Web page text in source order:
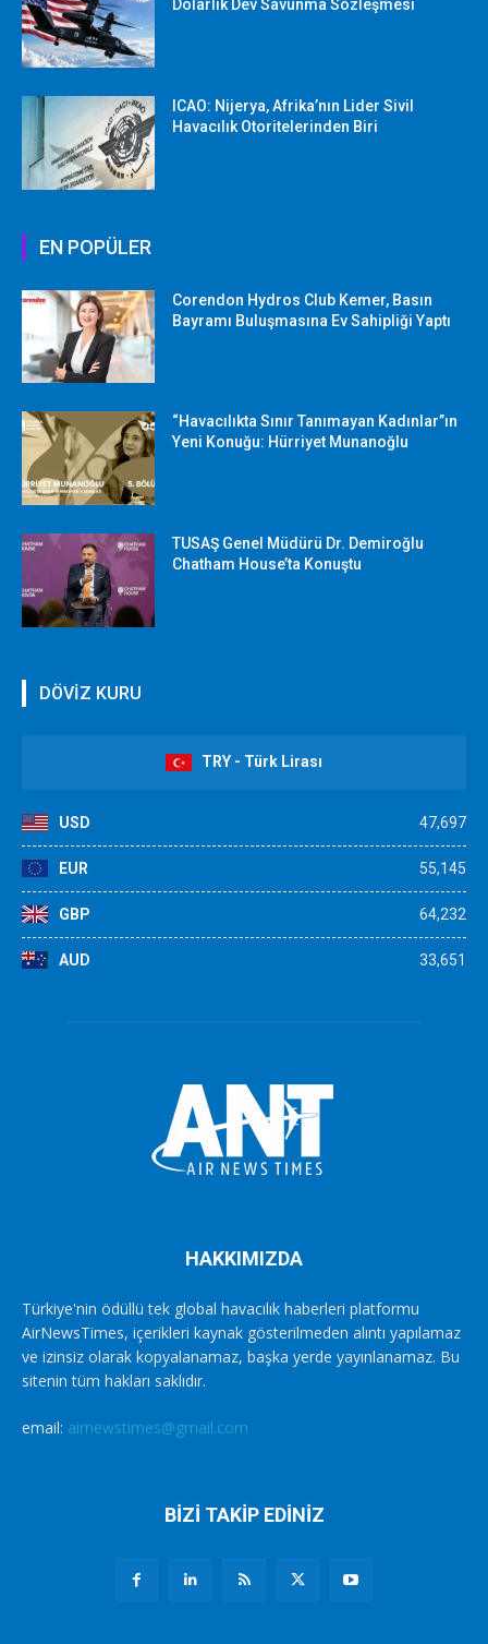
Dolarlık Dev Savunma Sözleşmesi
ICAO: Nijerya, Afrika’nın Lider Sivil
Havacılık Otoritelerinden Biri
EN POPÜLER
Corendon Hydros Club Kemer, Basın
Bayramı Buluşmasına Ev Sahipliği Yaptı
“Havacılıkta Sınır Tanımayan Kadınlar”ın
Yeni Konuğu: Hürriyet Munanoğlu
TUSAŞ Genel Müdürü Dr. Demiroğlu
Chatham House’ta Konuştu
DÖVİZ KURU
TRY - Türk Lirası
USD 47,697
EUR 55,145
GBP 64,232
AUD 33,651
HAKKIMIZDA
Türkiye'nin ödüllü tek global havacılık haberleri platformu
AirNewsTimes, içerikleri kaynak gösterilmeden alıntı yapılamaz
ve izinsiz olarak kopyalanamaz, başka yerde yayınlanamaz. Bu
sitenin tüm hakları saklıdır.
email: airnewstimes@gmail.com
BİZİ TAKİP EDİNİZ